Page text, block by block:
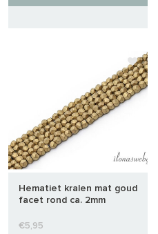
Hematiet kralen mat goud
facet rond ca. 2mm
€5,95